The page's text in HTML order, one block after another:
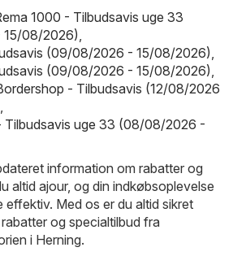
1000 - Tilbudsavis uge 33
08/2026)
(09/08/2026 - 15/08/2026)
(09/08/2026 - 15/08/2026)
- Tilbudsavis (12/08/2026
Tilbudsavis uge 33 (08/08/2026 -
information om rabatter og
altid ajour, og din indkøbsoplevelse
effektiv. Med os er du altid sikret
og specialtilbud fra
i Herning.